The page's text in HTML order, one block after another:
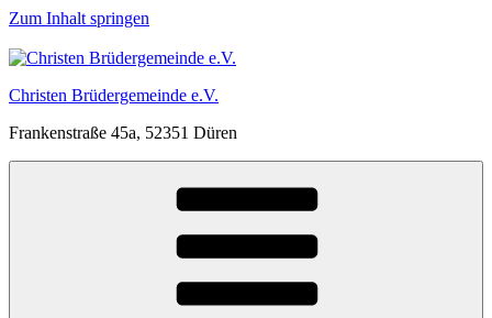
Zum Inhalt springen
Christen Brüdergemeinde e.V.
Frankenstraße 45a, 52351 Düren